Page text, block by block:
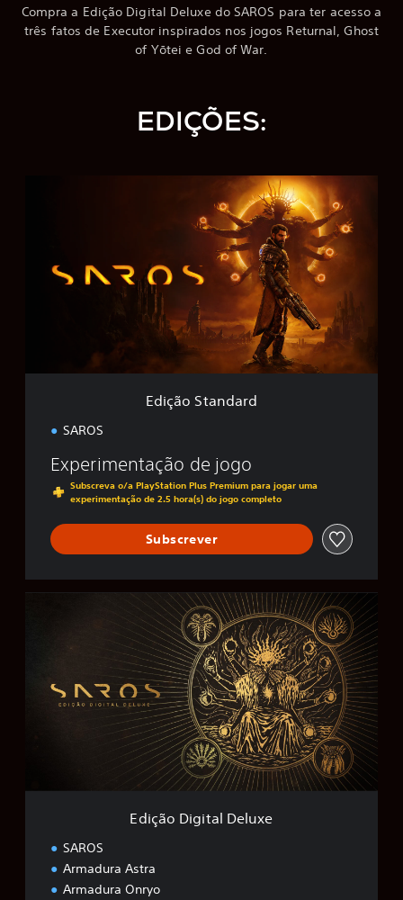
Compra a Edição Digital Deluxe do SAROS para ter acesso a
três fatos de Executor inspirados nos jogos Returnal, Ghost
of Yōtei e God of War.
EDIÇÕES:
a
Edição Standard
SAROS
Experimentação de jogo
Subscreva o/a PlayStation Plus Premium para jogar uma
experimentação de 2.5 hora(s) do jogo completo
Subscrever
a
Edição Digital Deluxe
SAROS
Armadura Astra
Armadura Onryo